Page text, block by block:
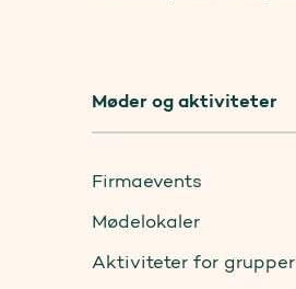
Møder og aktiviteter
Firmaevents
Mødelokaler
Aktiviteter for grupper